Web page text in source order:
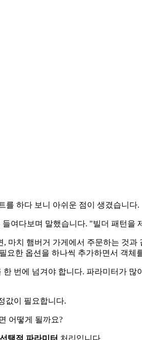
를 하다 보니 아쉬운 점이 생겼습니다.
여다보며 말했습니다. "빌더 패턴을
마치 햄버거 가게에서 주문하는 것
요한 옵션을 하나씩 추가하면서 객체
한 번에 넘겨야 합니다. 파라미터가
값이 필요합니다.
어떻게 될까요?